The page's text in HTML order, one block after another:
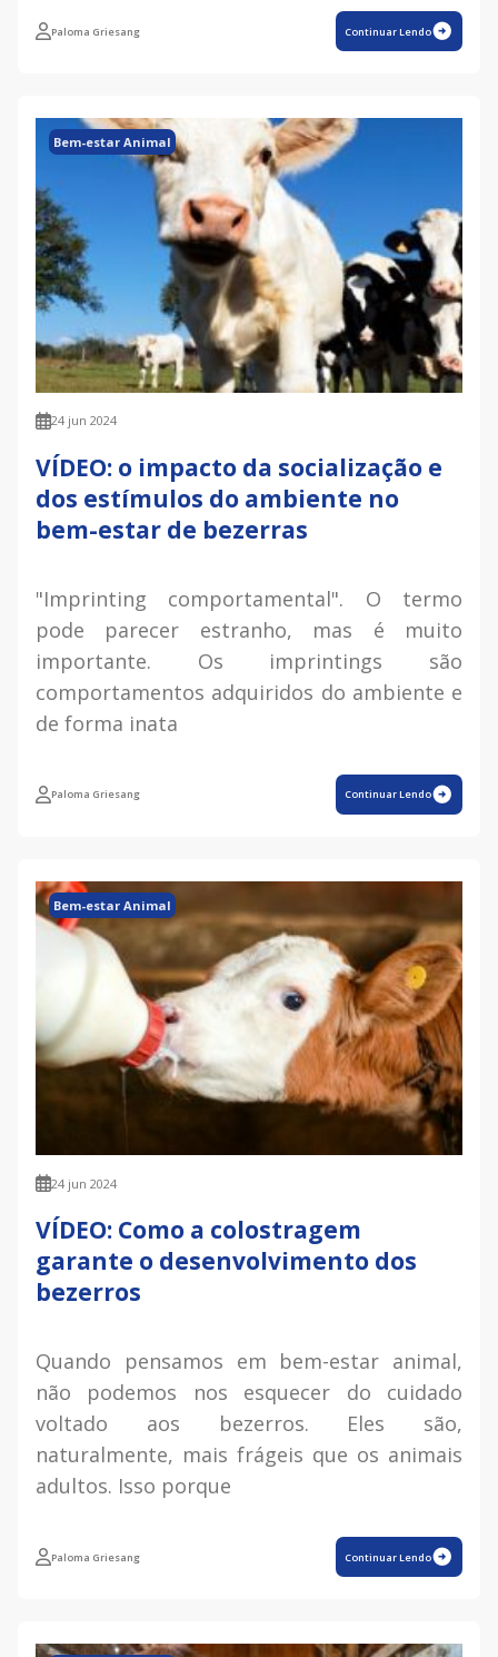
Paloma Griesang Continuar Lendo
Bem-estar Animal
24 jun 2024
VÍDEO: o impacto da socialização e
dos estímulos do ambiente no
bem-estar de bezerras
"Imprinting comportamental". O termo
pode parecer estranho, mas é muito
importante. Os imprintings são
comportamentos adquiridos do ambiente e
de forma inata
Paloma Griesang Continuar Lendo
Bem-estar Animal
24 jun 2024
VÍDEO: Como a colostragem
garante o desenvolvimento dos
bezerros
Quando pensamos em bem-estar animal,
não podemos nos esquecer do cuidado
voltado aos bezerros. Eles são,
naturalmente, mais frágeis que os animais
adultos. Isso porque
Paloma Griesang Continuar Lendo